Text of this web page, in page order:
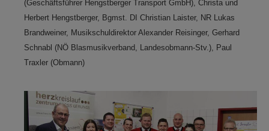
(Geschäftsführer Hengstberger Transport GmbH), Christa und
Herbert Hengstberger, Bgmst. DI Christian Laister, NR Lukas
Brandweiner, Musikschuldirektor Alexander Reisinger, Gerhard
Schnabl (NÖ Blasmusikverband, Landesobmann-Stv.), Paul
Traxler (Obmann)